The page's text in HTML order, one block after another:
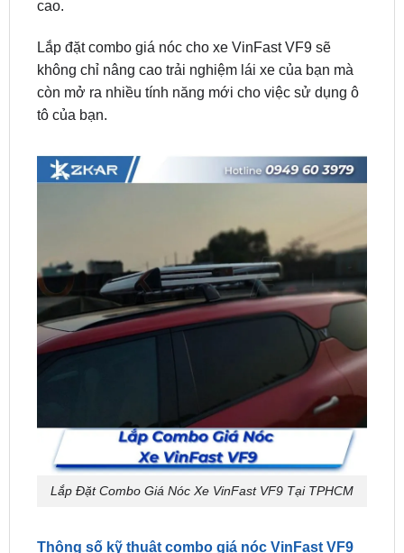
còn mở ra nhiều tính năng mới cho việc sử dụng ô
tô của bạn.
Lắp Đặt Combo Giá Nóc Xe VinFast VF9 Tại TPHCM
Thông số kỹ thuật combo giá nóc VinFast VF9